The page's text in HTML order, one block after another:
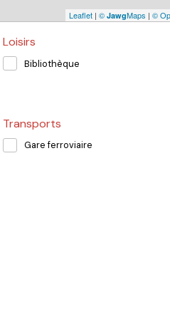
Leaflet | © JawgMaps | ©
Loisirs
Bibliothèque
Transports
Gare ferroviaire